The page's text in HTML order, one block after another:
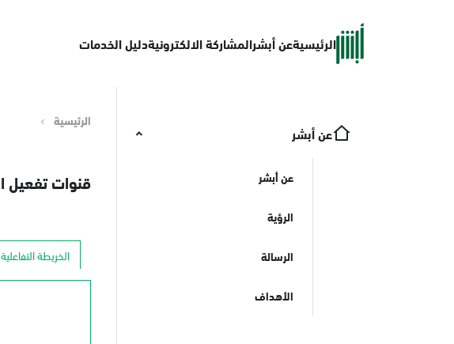
الرئيسيةعن أبشرالمشاركة الالكترونيةدليل الخدمات
عن أبشر
عن أبشر
الرؤية
الرسالة
الأهداف
الرئيسية
قنوات تفعيل
الخريطة التفاعلية